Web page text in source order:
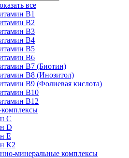
все
B1
B2
B3
B4
B5
B6
B7 (Биотин)
B8 (Инозитол)
B9 (Фолиевая кислота)
B10
B12
C
D
E
К2
минеральные комплексы